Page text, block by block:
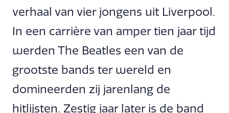
verhaal van vier jongens uit Liverpool.
In een carrière van amper tien jaar tijd
werden The Beatles een van de
grootste bands ter wereld en
domineerden zij jarenlang de
hitlijsten. Zestig jaar later is de band